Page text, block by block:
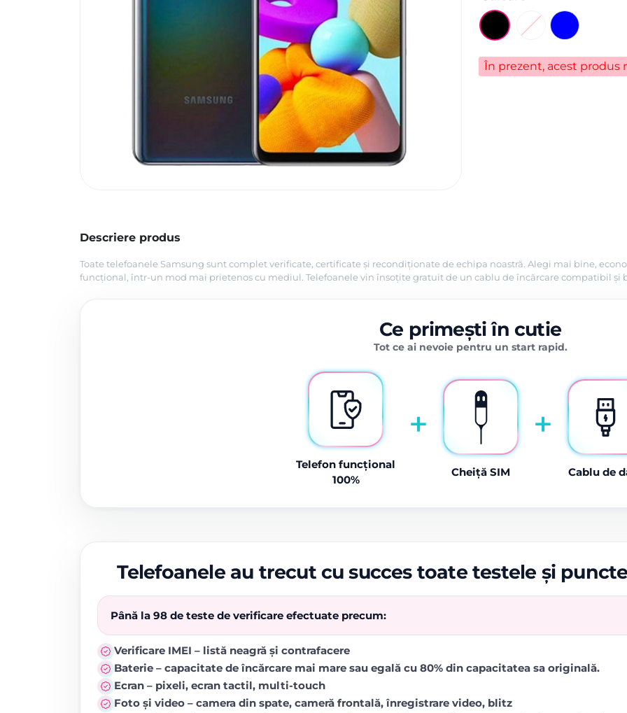
În prezent, acest produs
Descriere produs
Toate telefoanele Samsung sunt complet verificate, certificate și recondiționate de echipa noastră. Alegi mai bine,
funcțional, într-un mod mai prietenos cu mediul. Telefoanele vin însoțite gratuit de un cablu de încărcare compatibil și
Ce primești în cutie
Tot ce ai nevoie pentru un start rapid.
Telefon funcțional
100%
+
Cheiță SIM
+
Cablu de
Telefoanele au trecut cu succes toate testele și
Până la 98 de teste de verificare efectuate precum:
Verificare IMEI – listă neagră și contrafacere
Baterie – capacitate de încărcare mai mare sau egală cu 80% din capacitatea sa originală.
Ecran – pixeli, ecran tactil, multi-touch
Foto și video – camera din spate, cameră frontală, înregistrare video, blitz